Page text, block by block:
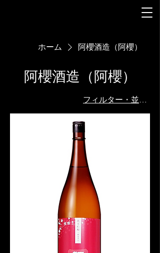
ホーム 阿櫻酒造（阿櫻）
阿櫻酒造（阿櫻）
フィルター・並び替え